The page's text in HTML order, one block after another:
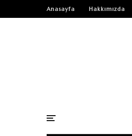
Anasayfa Hakkımızda